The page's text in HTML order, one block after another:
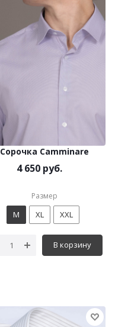
Сорочка Camminare
4 650 руб.
Размер
M XL XXL
В корзину